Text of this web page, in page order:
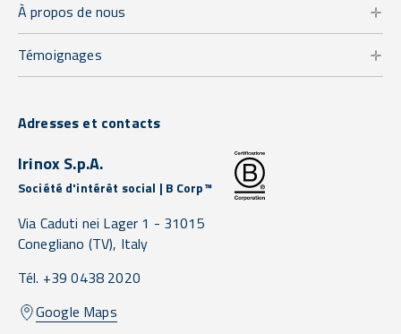
À propos de nous
Témoignages
Adresses et contacts
Irinox S.p.A.
Société d'intérêt social | B Corp™
Via Caduti nei Lager 1 - 31015
Conegliano (TV), Italy
Tél. +39 0438 2020
Google Maps